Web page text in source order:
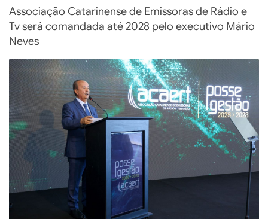
Associação Catarinense de Emissoras de Rádio e
Tv será comandada até 2028 pelo executivo Mário
Neves